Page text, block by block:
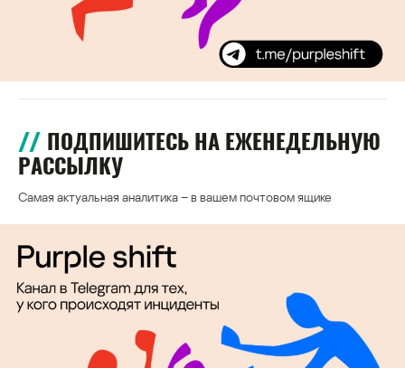
ПОДПИШИТЕСЬ НА ЕЖЕНЕДЕЛЬНУЮ
РАССЫЛКУ
Самая актуальная аналитика – в вашем почтовом ящике